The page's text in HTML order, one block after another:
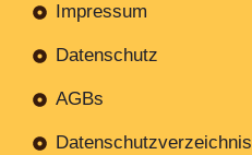
Impressum
Datenschutz
AGBs
Datenschutzverzeichnis